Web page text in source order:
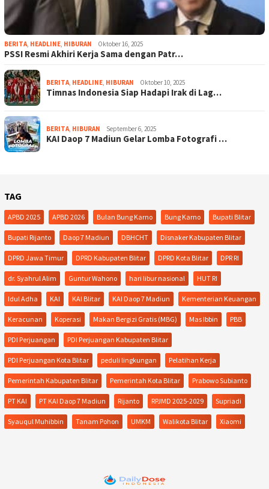
BERITA, HEADLINE, HIBURAN Oktober 16, 2025
PSSI Resmi Akhiri Kerja Sama dengan Patr…
BERITA, HEADLINE, HIBURAN Oktober 10, 2025
Timnas Indonesia Siap Hadapi Irak di Lag…
BERITA, HIBURAN September 6, 2025
KAI Daop 7 Madiun Gelar Lomba Fotografi …
TAG
APBD 2025 APBD 2026 Bulan Bung Karno Bung Karno Bupati Blitar
Bupati Rijanto Daop 7 Madiun DBHCHT Disnaker Kabupaten Blitar
DPRD Jawa Timur DPRD Kabupaten Blitar DPRD Kota Blitar DPR RI
dr. Syahrul Alim Guntur Wahono hari libur nasional HUT RI
Idul Adha KAI KAI Blitar KAI Daop 7 Madiun Kementerian Keuangan
Keracunan Koperasi Makan Bergizi Gratis (MBG) Mas Ibbin PBB
PDI Perjuangan PDI Perjuangan Kabupaten Blitar
PDI Perjuangan Kota Blitar peduli lingkungan Pelatihan Kerja
Pemerintah Kabupaten Blitar Pemerintah Kota Blitar Prabowo Subianto
PT KAI PT KAI Daop 7 Madiun Rijanto RPJMD 2025-2029 Supriadi
Syauqul Muhibbin Tanam Pohon UMKM Walikota Blitar Xiaomi